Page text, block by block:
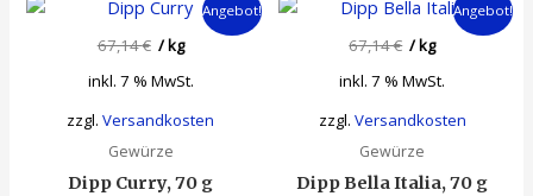
Angebot!
67,14€ /kg
inkl. 7 % MwSt.
zzgl.Versandkosten
Gewürze
Dipp Curry, 70 g
Angebot!
67,14€ /kg
inkl. 7 % MwSt.
zzgl. Versandkosten
Gewürze
Dipp Bella Italia, 70 g